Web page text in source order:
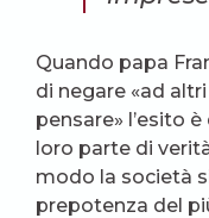
Quando papa
di negare «ad
pensare» l’esito
loro parte di
modo la società
prepotenza del